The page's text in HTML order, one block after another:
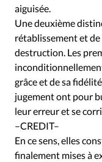
aiguisée.
Une deuxième
rétablissement et
destruction. Les
grâce et de sa
jugement ont pour
leur erreur et se
–CREDIT–
En ce sens, elles
finalement mises à